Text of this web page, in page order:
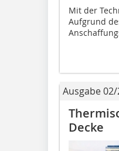
Mit der
Aufgrund
Ausgabe
Decke